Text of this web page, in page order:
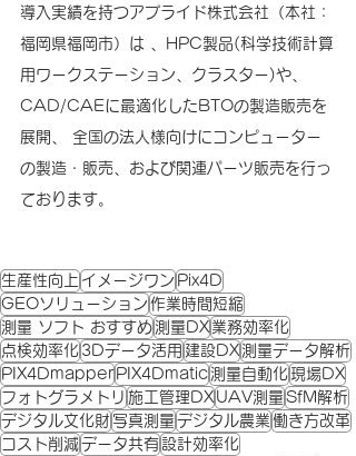
導入実績を持つアプライド株式会社（本社：
福岡県福岡市）は 、HPC製品(科学技術計算
用ワークステーション、クラスター)や、
CAD/CAEに最適化したBTOの製造販売を
展開、 全国の法人様向けにコンピューター
の製造・販売、および関連パーツ販売を行っ
ております。
生産性向上 イメージワン Pix4D
GEOソリューション 作業時間短縮
測量 ソフト おすすめ 測量DX 業務効率化
点検効率化 3Dデータ活用 建設DX 測量データ解析
PIX4Dmapper PIX4Dmatic 測量自動化 現場DX
フォトグラメトリ 施工管理DX UAV測量 SfM解析
デジタル文化財 写真測量 デジタル農業 働き方改革
コスト削減データ共有 設計効率化